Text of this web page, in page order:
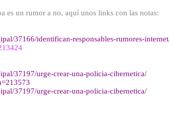
es un rumor a no, aquí unos links con las notas:
37166/identifican-responsables-rumores-
37197/urge-crear-una-policia-cibernetica/
37197/urge-crear-una-policia-cibernetica/